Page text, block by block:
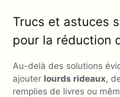
Trucs et astuces
pour la réduction
Au-delà des solutions
ajouter lourds rideaux,
remplies de livres ou